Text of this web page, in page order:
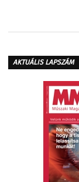
AKTUÁLIS LAPSZÁM